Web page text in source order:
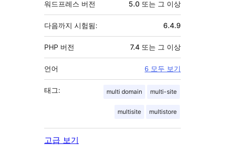
워드프레스 버전 5.0 또는 그 이상
다음까지 시험됨: 6.4.9
PHP 버전 7.4 또는 그 이상
언어 6 모두 보기
태그: multi domain multi-site
multisite multistore
고급 보기